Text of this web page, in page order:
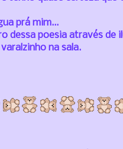
prá mim...
dessa poesia através de
na sala.